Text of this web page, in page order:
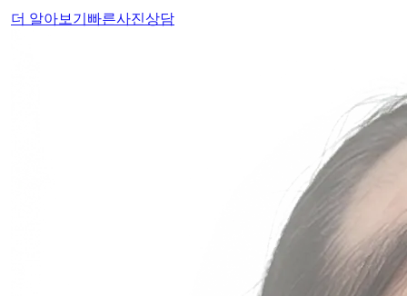
을 되찾아 드립니다.
표면적인 증상을 덮는 것이 아닌, 내 몸의 무너진 자생력을 완